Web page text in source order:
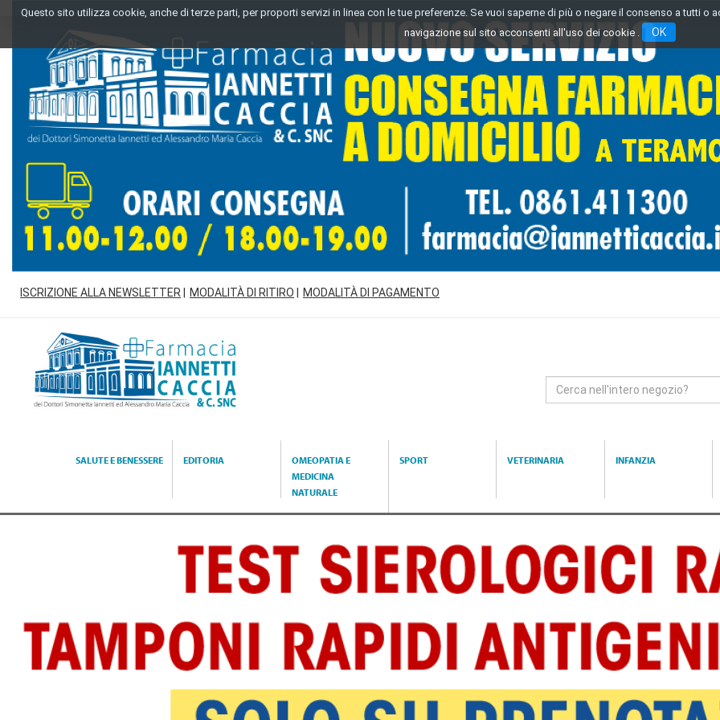
Passa
principale
Questo sito utilizza cookie, anche di terze parti, per proporti servizi in linea con le tue preferenze. Se vuoi saperne di più o negare il consenso a tutti o
navigazione sul sito acconsenti all'uso dei cookie .
OK
ISCRIZIONE ALLA NEWSLETTER MODALITÀ DI RITIRO MODALITÀ DI PAGAMENTO
Farmacia
Iannetti
Cerca
SALUTE E BENESSERE EDITORIA
OMEOPATIA E
MEDICINA
NATURALE
SPORT VETERINARIA INFANZIA